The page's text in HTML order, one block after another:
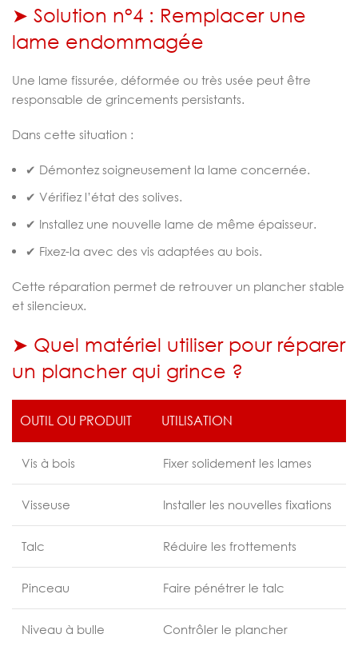
➤ Solution n°4 : Remplacer une
lame endommagée
Une lame fissurée, déformée ou très usée peut être
responsable de grincements persistants.
Dans cette situation :
✔ Démontez soigneusement la lame concernée.
✔ Vérifiez l’état des solives.
✔ Installez une nouvelle lame de même épaisseur.
✔ Fixez-la avec des vis adaptées au bois.
Cette réparation permet de retrouver un plancher stable
et silencieux.
➤ Quel matériel utiliser pour réparer
un plancher qui grince ?
OUTIL OU PRODUIT UTILISATION
Vis à bois Fixer solidement les lames
Visseuse Installer les nouvelles fixations
Talc Réduire les frottements
Pinceau Faire pénétrer le talc
Niveau à bulle Contrôler le plancher